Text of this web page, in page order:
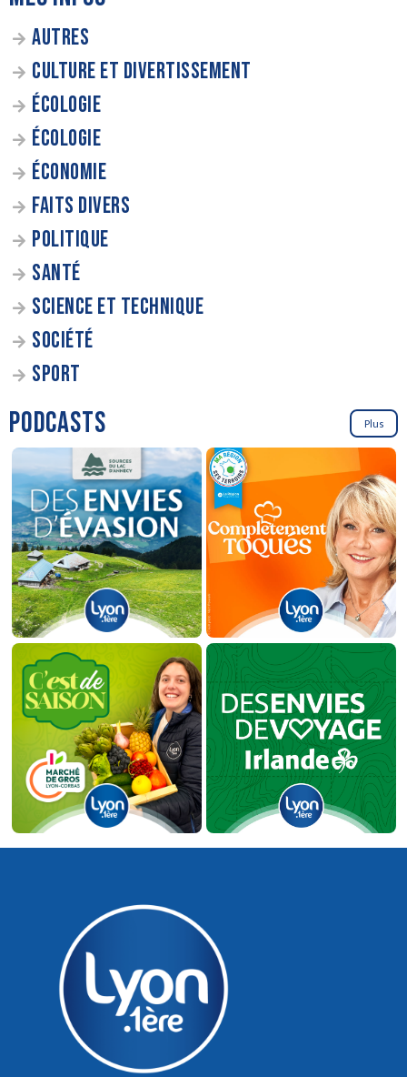
AUTRES
CULTURE ET DIVERTISSEMENT
ÉCOLOGIE
ÉCOLOGIE
ÉCONOMIE
FAITS DIVERS
POLITIQUE
SANTÉ
SCIENCE ET TECHNIQUE
SOCIÉTÉ
SPORT
PODCASTS Plus